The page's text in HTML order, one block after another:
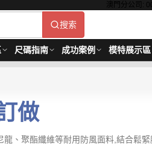
澳門分公司:
搜索
尺碼指南 成功案例 模特展示區
做
、聚酯纖維等耐用防風面料,結合鬆